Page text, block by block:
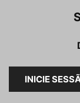
INICIE